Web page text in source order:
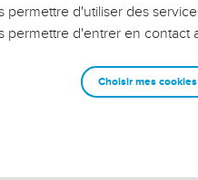
pour avancer avec plus de
un ministère, une équipe,
permettre d'utiliser des
permettre d'entrer en contact
Choisir mes cookies